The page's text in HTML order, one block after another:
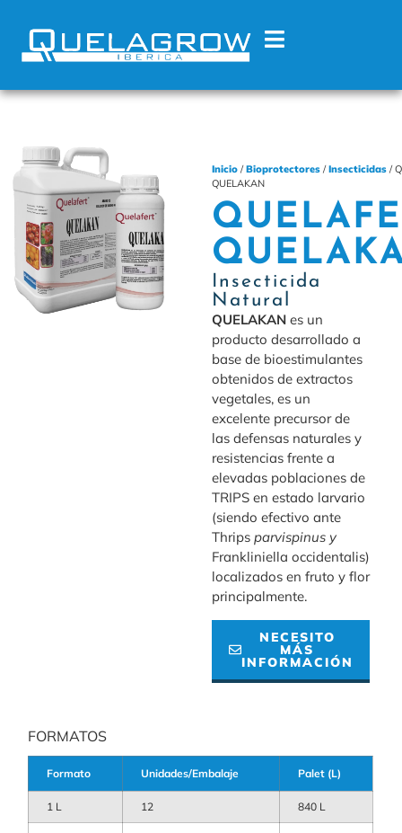
Inicio /Bioprotectores /Insecticidas /
QUELAKAN
Insecticida
Natural
QUELAKAN es un
producto desarrollado a
base de bioestimulantes
obtenidos de extractos
vegetales, es un
excelente precursor de
las defensas naturales y
resistencias frente a
elevadas poblaciones de
TRIPS en estado larvario
(siendo efectivo ante
Thrips parvispinus y
Frankliniella occidentalis)
localizados en fruto y flor
principalmente.
NECESITO
MÁS
INFORMACIÓN
FORMATOS
Formato Unidades/Embalaje Palet (L)
1 L 12 840 L